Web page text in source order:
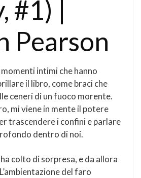
#1) |
Pearson
intimi che hanno
il libro, come braci che
ceneri di un fuoco morente.
mi viene in mente il potere
trascendere i confini e parlare
dentro di noi.
colto di sorpresa, e da allora
del faro